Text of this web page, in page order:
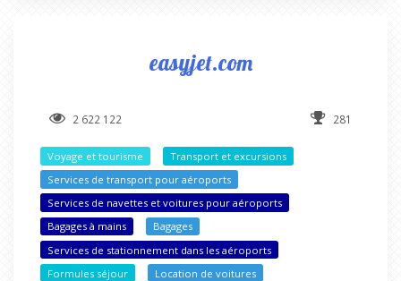
easyjet.com
2 622 122 281
Voyage et tourisme
Transport et excursions
Services de transport pour aéroports
Services de navettes et voitures pour aéroports
Bagages à mains
Bagages
Services de stationnement dans les aéroports
Formules séjour
Location de voitures